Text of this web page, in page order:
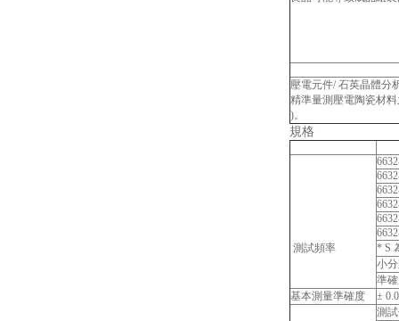
壓電元件/ 石英晶體分
精準量測壓電陶瓷材
)。
規格
測試頻率
* S
小
準
基本測量準確度
±
測